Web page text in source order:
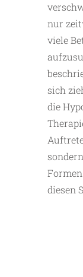
nur
viele
sich
die
diesen